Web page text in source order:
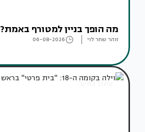
מה הופך בניין למטורף באמת?
זוהר שחר לוי 06-08-2026
עיצוב בתים